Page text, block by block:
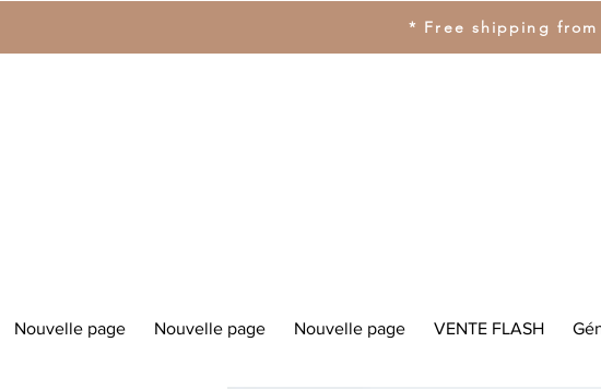
* Free shipping
Nouvelle page Nouvelle page Nouvelle page VENTE FLASH